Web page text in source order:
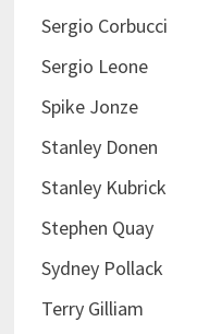
Sergio Corbucci
Sergio Leone
Spike Jonze
Stanley Donen
Stanley Kubrick
Stephen Quay
Sydney Pollack
Terry Gilliam